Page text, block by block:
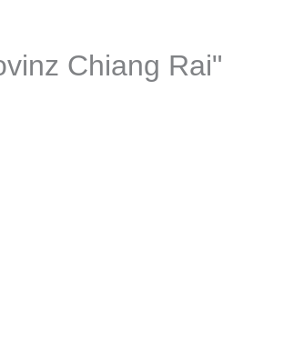
Chiang Rai"